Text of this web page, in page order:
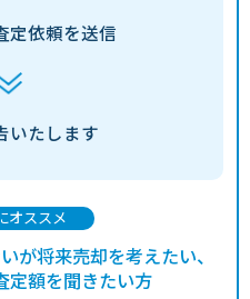
定依頼を送信
いたします
オススメ
が将来売却を考えたい、
定額を聞きたい方